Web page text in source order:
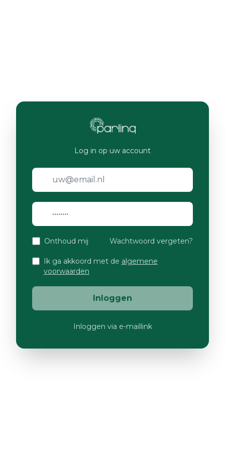
Log in op uw account
Onthoud mij Wachtwoord vergeten?
Ik ga akkoord met de algemene
voorwaarden
Inloggen
Inloggen via e-maillink